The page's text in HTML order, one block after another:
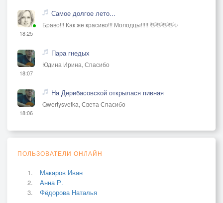
18:25
Самое долгое лето...
Браво!!! Как же красиво!!! Молодцы!!!!! 👋👋👋👋✨
18:07
Пара гнедых
Юдина Ирина, Спасибо
18:06
На Дерибасовской открылася пивная
Qwertysvetka, Света Спасибо
ПОЛЬЗОВАТЕЛИ ОНЛАЙН
Макаров Иван
Анна Р.
Фёдорова Наталья